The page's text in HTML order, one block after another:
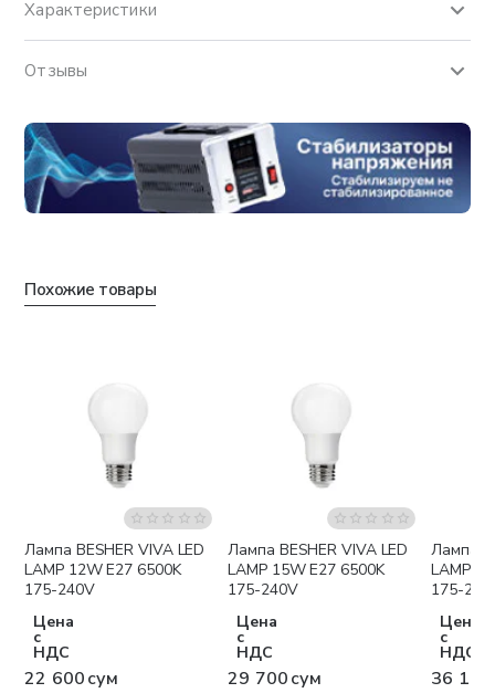
Характеристики
Отзывы
Похожие товары
Лампа BESHER VIVA LED
LAMP 12W E27 6500K
175-240V
Цена
с
НДС
22 600 сум
Лампа BESHER VIVA LED
LAMP 15W E27 6500K
175-240V
Цена
с
НДС
29 700 сум
Лампа
LAMP
175-
Цена
с
НДС
36 100